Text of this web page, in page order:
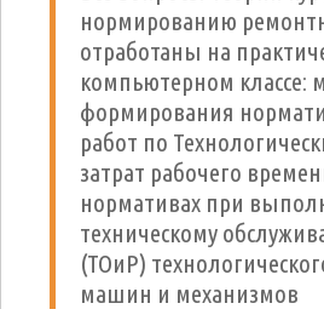
нормированию
отработаны на
компьютерном классе:
формирования
работ по
затрат рабочего
нормативах при
техническому
(ТОиР)
машин и механизмов